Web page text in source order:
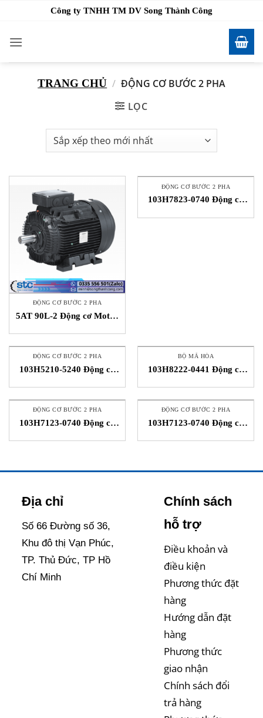
nội
dung
Công ty TNHH TM DV Song Thành Công
TRANG CHỦ / ĐỘNG CƠ BƯỚC 2 PHA
LỌC
ĐỘNG CƠ BƯỚC 2 PHA
5AT 90L-2 Động cơ Motor
ĐỘNG CƠ BƯỚC 2 PHA
103H7823-0740 Động cơ
ĐỘNG CƠ BƯỚC 2 PHA
103H5210-5240 Động cơ
BỘ MÃ HÓA
103H8222-0441 Động cơ
ĐỘNG CƠ BƯỚC 2 PHA
103H7123-0740 Động cơ
ĐỘNG CƠ BƯỚC 2 PHA
103H7123-0740 Động cơ
Địa chỉ
Số 66 Đường số 36,
Khu đô thị Vạn Phúc,
TP. Thủ Đức, TP Hồ
Chí Minh
Chính sách
hỗ trợ
Điều khoản và
điều kiện
Phương thức đặt
hàng
Hướng dẫn đặt
hàng
Phương thức
giao nhận
Chính sách đổi
trả hàng